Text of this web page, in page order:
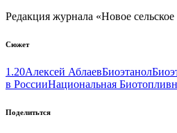
Редакция журнала «Новое сельское
Сюжет
1.20Алексей АблаевБиоэтанол
в РоссииНациональная
Поделитьтся